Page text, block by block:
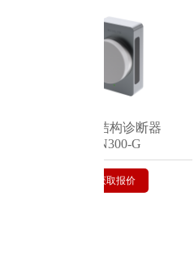
智能结构诊断器
EN300-G
获取报价